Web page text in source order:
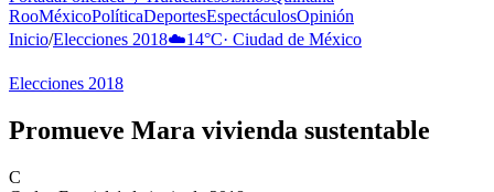
RooMéxicoPolíticaDeportesEspectáculosOpinión
Inicio/Elecciones 2018☁️14°C· Ciudad de México
Elecciones 2018
Promueve Mara vivienda sustentable
C